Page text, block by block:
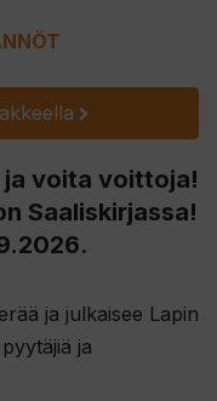
ja voita voittoja!
Saaliskirjassa!
.
ja julkaisee Lapin
ja